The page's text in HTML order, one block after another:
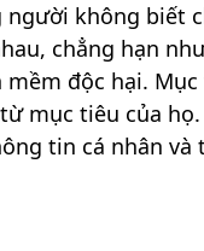
không biết
chẳng hạn
độc hại.
mục tiêu của
tin cá nhân và